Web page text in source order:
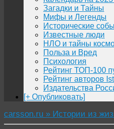
Загадки и Тайны
Мифы и Легенды
Исторические
Известные люди
НЛО и тайны
Польза и Вред
Психология
Рейтинг ТОП-100
Рейтинг авторов
Издательства
[+ Опубликовать]
carsson.ru » Истории из